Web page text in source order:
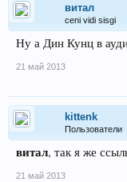
витал
ceni vidi sisgi
Ну а Дин Кунц в
21 май 2013
kittenk
Пользователи
витал, так я же
21 май 2013